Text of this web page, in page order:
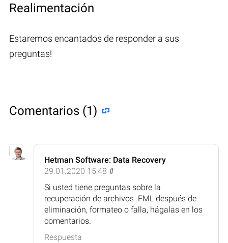
Realimentación
Estaremos encantados de responder a sus
preguntas!
Comentarios (1)
Hetman Software: Data Recovery
29.01.2020 15:48 #
Si usted tiene preguntas sobre la
recuperación de archivos .FML después de
eliminación, formateo o falla, hágalas en los
comentarios.
Respuesta